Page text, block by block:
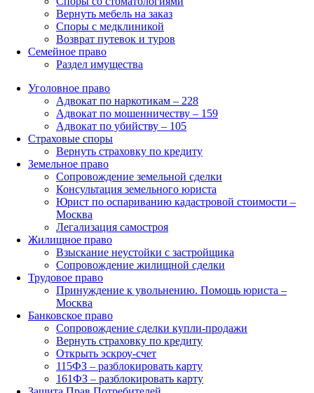
Вернуть мебель на заказ
Споры с медклиникой
Возврат путевок и туров
Семейное право
Раздел имущества
Уголовное право
Адвокат по наркотикам – 228
Адвокат по мошенничеству – 159
Адвокат по убийству – 105
Страховые споры
Вернуть страховку по кредиту
Земельное право
Сопровождение земельной сделки
Консультация земельного юриста
Юрист по оспариванию кадастровой стоимости –
Москва
Легализация самостроя
Жилищное право
Взыскание неустойки с застройщика
Сопровождение жилищной сделки
Трудовое право
Принуждение к увольнению. Помощь юриста –
Москва
Банковское право
Сопровождение сделки купли-продажи
Вернуть страховку по кредиту
Открыть эскроу-счет
115ФЗ – разблокировать карту
161ФЗ – разблокировать карту